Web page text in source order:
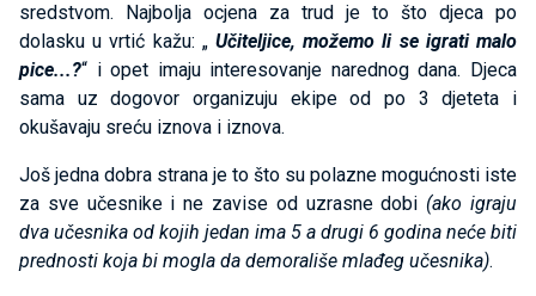
sredstvom. Najbolja ocjena za trud je to što djeca po
dolasku u vrtić kažu: „Učiteljice, možemo li se igrati malo
pice...?“ i opet imaju interesovanje narednog dana. Djeca
sama uz dogovor organizuju ekipe od po 3 djeteta i
okušavaju sreću iznova i iznova.
Još jedna dobra strana je to što su polazne mogućnosti iste
za sve učesnike i ne zavise od uzrasne dobi (ako igraju
dva učesnika od kojih jedan ima 5 a drugi 6 godina neće biti
prednosti koja bi mogla da demorališe mlađeg učesnika).